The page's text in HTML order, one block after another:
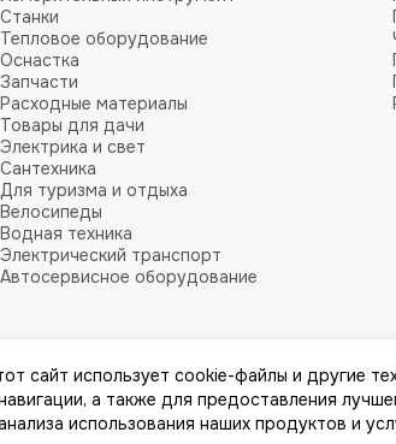
Станки
Тепловое оборудование
Оснастка
Запчасти
Расходные материалы
Товары для дачи
Электрика и свет
Сантехника
Для туризма и отдыха
Велосипеды
Водная техника
Электрический транспорт
Автосервисное оборудование
Карта сайта
стоимости товаров и услуг, носит
сайт использует cookie-файлы и другие
а также для предоставления
использования наших продуктов и